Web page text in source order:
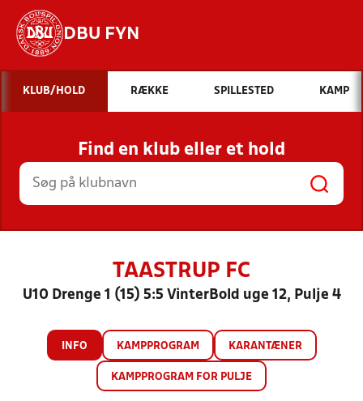
DBU FYN
Hvad vil du søge efter?
INDHOLD OG NYHEDER
STILLINGER, RESULTATER, KLUBBER OG
HOLD
KLUB/HOLD RÆKKE SPILLESTED KAMP
Find en klub eller et hold
TAASTRUP FC
U10 Drenge 1 (15) 5:5 VinterBold uge 12, Pulje 4
INFO KAMPPROGRAM KARANTÆNER
KAMPPROGRAM FOR PULJE